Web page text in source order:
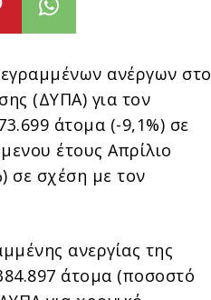
ανέργων στο
(ΔΥΠΑ) για τον
άτομα (-9,1%) σε
έτους Απρίλιο
σε σχέση με τον
ανεργίας της
άτομα (ποσοστό